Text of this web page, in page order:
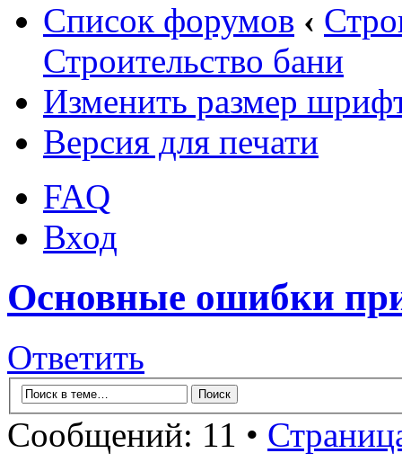
Список форумов ‹
Строительство бани
Изменить размер
Версия для печати
FAQ
Вход
Основные ошибки
Ответить
Сообщений: 11 •